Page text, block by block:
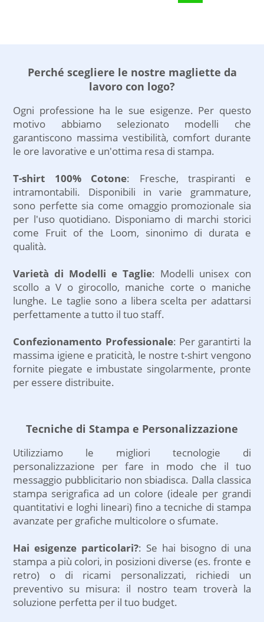
dei vostri collaboratori,
per le associazioni o
come esclusivo regalo
pubblicitario
personalizzato da
distribuire al pubblico
per aumentare la
vostra visibilita' e
fidelizzare i vostri
clienti con una T-shirt
di tendenza. $$ 100%
cotone - 165 g/m2 $
Protezione ai raggi
mantenere inalterato il
una miglior vestibilita'.
prima di indossare per
mantenere inalterato il
Perché scegliere le nostre magliette da
lavoro con logo?
Ogni professione ha le sue esigenze. Per questo
motivo abbiamo selezionato modelli che
garantiscono massima vestibilità, comfort durante
le ore lavorative e un'ottima resa di stampa.
T-shirt 100% Cotone: Fresche, traspiranti e
intramontabili. Disponibili in varie grammature,
sono perfette sia come omaggio promozionale sia
per l'uso quotidiano. Disponiamo di marchi storici
come Fruit of the Loom, sinonimo di durata e
qualità.
Varietà di Modelli e Taglie: Modelli unisex con
scollo a V o girocollo, maniche corte o maniche
lunghe. Le taglie sono a libera scelta per adattarsi
perfettamente a tutto il tuo staff.
Confezionamento Professionale: Per garantirti la
massima igiene e praticità, le nostre t-shirt vengono
fornite piegate e imbustate singolarmente, pronte
per essere distribuite.
Tecniche di Stampa e Personalizzazione
Utilizziamo le migliori tecnologie di
personalizzazione per fare in modo che il tuo
messaggio pubblicitario non sbiadisca. Dalla classica
stampa serigrafica ad un colore (ideale per grandi
quantitativi e loghi lineari) fino a tecniche di stampa
avanzate per grafiche multicolore o sfumate.
Hai esigenze particolari?: Se hai bisogno di una
stampa a più colori, in posizioni diverse (es. fronte e
retro) o di ricami personalizzati, richiedi un
preventivo su misura: il nostro team troverà la
soluzione perfetta per il tuo budget.